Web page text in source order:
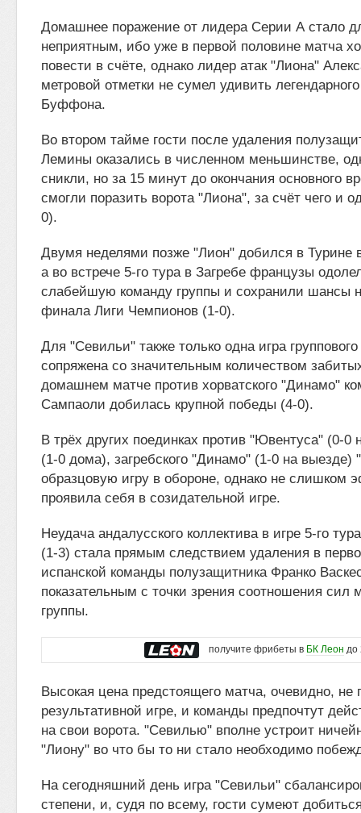
Домашнее поражение от лидера Серии А стало
неприятным, ибо уже в первой половине матча
повести в счёте, однако лидер атак "Лиона"
метровой отметки не сумел удивить
Буффона.
Во втором тайме гости после удаления
Лемины оказались в численном меньшинстве,
сникли, но за 15 минут до окончания основного
смогли поразить ворота "Лиона", за счёт чего и
0).
Двумя неделями позже "Лион" добился в Турине
а во встрече 5-го тура в Загребе французы
слабейшую команду группы и сохранили шансы
финала Лиги Чемпионов (1-0).
Для "Севильи" также только одна игра
сопряжена со значительным количеством
домашнем матче против хорватского "Динамо"
Сампаоли добилась крупной победы (4-0).
В трёх других поединках против "Ювентуса" (0-0
(1-0 дома), загребского "Динамо" (1-0 на выезде)
образцовую игру в обороне, однако не слишком
проявила себя в созидательной игре.
Неудача андалусского коллектива в игре 5-го
(1-3) стала прямым следствием удаления в
испанской команды полузащитника Франко
показательным с точки зрения соотношения
группы.
получите фрибеты в БК Леон до
Высокая цена предстоящего матча, очевидно, не
результативной игре, и команды предпочтут
на свои ворота. "Севилью" вполне устроит
"Лиону" во что бы то ни стало необходимо
На сегодняшний день игра "Севильи"
степени, и, судя по всему, гости сумеют